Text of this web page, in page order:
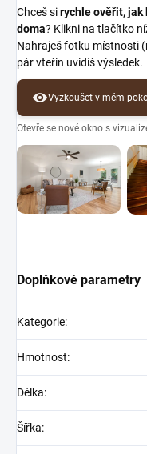
Chceš sirychle ověřit, jak
doma? Klikni na tlačítko
Nahraješ fotku místnosti
pár vteřin uvidíš výsledek.
Vyzkoušet v mém
Otevře se nové okno s
Doplňkové parametry
Kategorie:
Hmotnost:
Délka:
Šířka: